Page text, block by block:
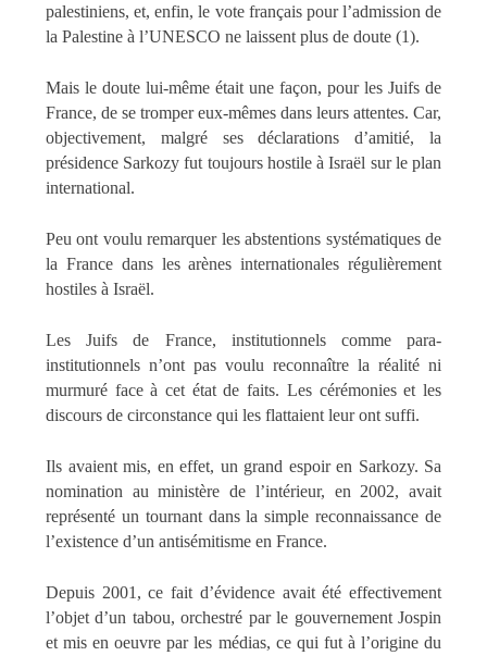
palestiniens, et, enfin, le vote français pour l’admission de
la Palestine à l’UNESCO ne laissent plus de doute (1).
Mais le doute lui-même était une façon, pour les Juifs de
France, de se tromper eux-mêmes dans leurs attentes. Car,
objectivement, malgré ses déclarations d’amitié, la
présidence Sarkozy fut toujours hostile à Israël sur le plan
international.
Peu ont voulu remarquer les abstentions systématiques de
la France dans les arènes internationales régulièrement
hostiles à Israël.
Les Juifs de France, institutionnels comme para-
institutionnels n’ont pas voulu reconnaître la réalité ni
murmuré face à cet état de faits. Les cérémonies et les
discours de circonstance qui les flattaient leur ont suffi.
Ils avaient mis, en effet, un grand espoir en Sarkozy. Sa
nomination au ministère de l’intérieur, en 2002, avait
représenté un tournant dans la simple reconnaissance de
l’existence d’un antisémitisme en France.
Depuis 2001, ce fait d’évidence avait été effectivement
l’objet d’un tabou, orchestré par le gouvernement Jospin
et mis en oeuvre par les médias, ce qui fut à l’origine du